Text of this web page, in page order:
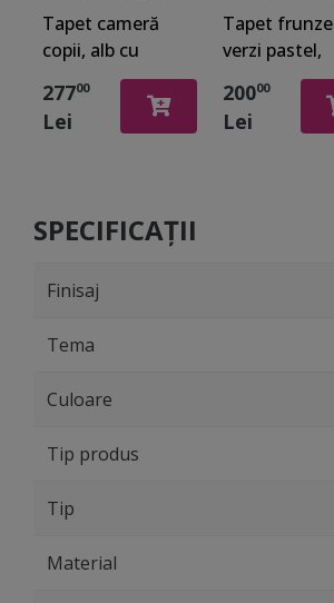
Tapet cameră
copii, alb cu
model baloane
în zbor, Marburg
Little
27700
Lei
Tapet frunze
verzi pastel,
Marburg,
Spirit 32746
20000
Lei
SPECIFICAȚII
Finisaj
Tema
Culoare
Tip produs
Tip
Material